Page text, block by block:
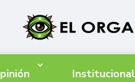
Institucional